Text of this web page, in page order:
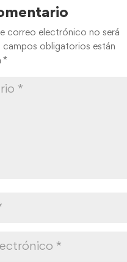
correo electrónico no será
campos obligatorios están
*